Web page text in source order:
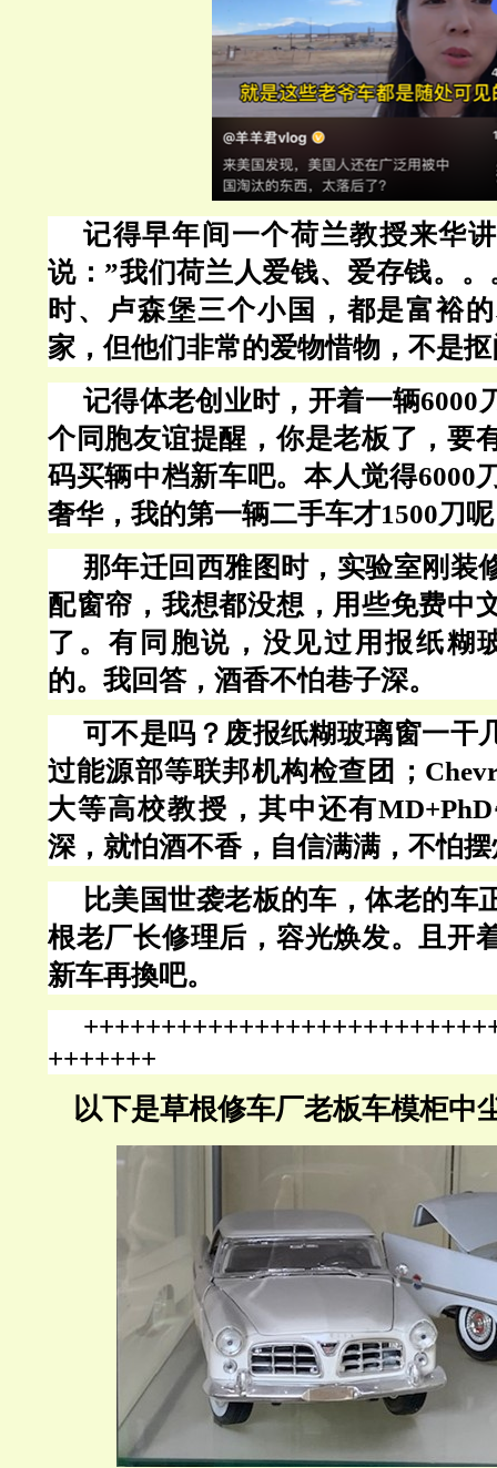
记得早年间一个荷兰教授来华
说： ”我们荷兰人爱钱、爱存钱。
时、卢森堡三个小国，都是富裕
家，但他们非常的爱物惜物，不是
记得体老创业时，开着一辆6000
个同胞友谊提醒，你是老板了，要
码买辆中档新车吧。本人觉得6000
奢华，我的第一辆二手车才1500刀
那年迁回西雅图时，实验室刚装
配窗帘，我想都没想，用些免费中
了。有同胞说，没见过用报纸糊
的。我回答，酒香不怕巷子深。
可不是吗？废报纸糊玻璃窗一干
过能源部等联邦机构检查团；
大等高校教授，其中还有
深，就怕酒不香，自信满满，不怕
比美国世袭老板的车，体老的车
根老厂长修理后，容光焕发。且开
新车再換吧。
+++++++
以下是草根修车厂老板车模柜中